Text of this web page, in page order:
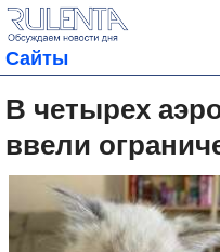
Сайты
В четырех
ввели